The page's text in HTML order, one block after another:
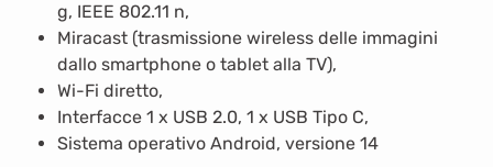
g, IEEE 802.11 n,
Miracast (trasmissione wireless delle immagini
dallo smartphone o tablet alla TV),
Wi-Fi diretto,
Interfacce 1 x USB 2.0, 1 x USB Tipo C,
Sistema operativo Android, versione 14